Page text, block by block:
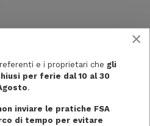
×
e i proprietari che gli
per ferie dal 10 al 30
.
inviare le pratiche FSA
di tempo per evitare